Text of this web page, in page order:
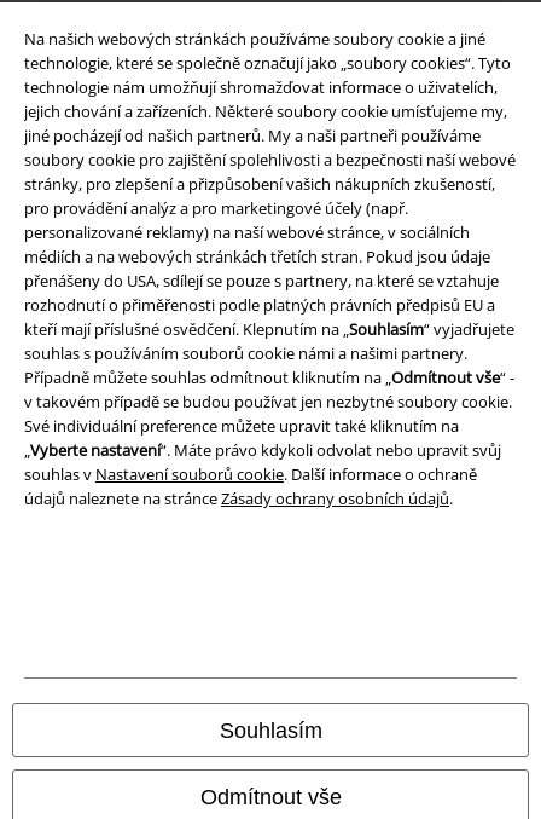
Na našich webových stránkách používáme soubory cookie a jiné
technologie, které se společně označují jako „soubory cookies“. Tyto
technologie nám umožňují shromažďovat informace o uživatelích,
jejich chování a zařízeních. Některé soubory cookie umísťujeme my,
jiné pocházejí od našich partnerů. My a naši partneři používáme
soubory cookie pro zajištění spolehlivosti a bezpečnosti naší webové
stránky, pro zlepšení a přizpůsobení vašich nákupních zkušeností,
pro provádění analýz a pro marketingové účely (např.
personalizované reklamy) na naší webové stránce, v sociálních
médiích a na webových stránkách třetích stran. Pokud jsou údaje
přenášeny do USA, sdílejí se pouze s partnery, na které se vztahuje
rozhodnutí o přiměřenosti podle platných právních předpisů EU a
kteří mají příslušné osvědčení. Klepnutím na „Souhlasím“ vyjadřujete
souhlas s používáním souborů cookie námi a našimi partnery.
Případně můžete souhlas odmítnout kliknutím na „Odmítnout vše“ -
v takovém případě se budou používat jen nezbytné soubory cookie.
Své individuální preference můžete upravit také kliknutím na
„Vyberte nastavení“. Máte právo kdykoli odvolat nebo upravit svůj
souhlas v Nastavení souborů cookie. Další informace o ochraně
údajů naleznete na stránceZásady ochrany osobních údajů.
Souhlasím
Odmítnout vše
Právní informace
Podmínky
Prohlášení
Ochrana osobních údajů
Likvidace odpadu a ochrana životního prostředí
Prohlášení o shodě